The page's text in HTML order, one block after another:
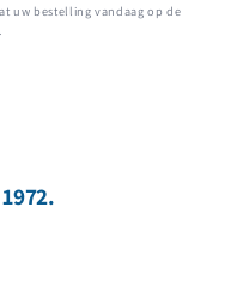
uw bestelling vandaag op de